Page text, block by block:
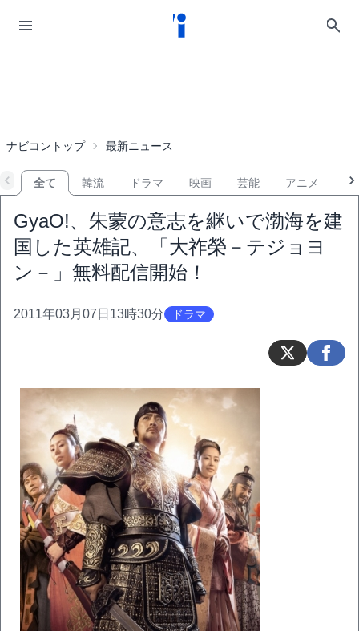
ナビコントップ 最新ニュース
全て 韓流 ドラマ 映画 芸能 アニメ
GyaO!、朱蒙の意志を継いで渤海を建
国した英雄記、「大祚榮－テジョヨ
ン－」無料配信開始！
2011年03月07日13時30分 ドラマ